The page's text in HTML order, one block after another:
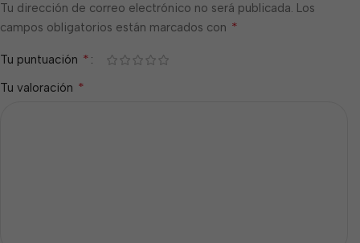
Tu dirección de correo electrónico no será publicada. Los
campos obligatorios están marcados con *
Tu puntuación *
Tu valoración *